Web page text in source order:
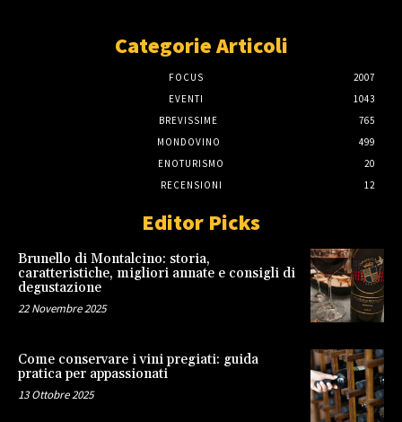
Categorie Articoli
FOCUS
2007
EVENTI
1043
BREVISSIME
765
MONDOVINO
499
ENOTURISMO
20
RECENSIONI
12
Editor Picks
Brunello di Montalcino: storia,
caratteristiche, migliori annate e consigli di
degustazione
22 Novembre 2025
Come conservare i vini pregiati: guida
pratica per appassionati
13 Ottobre 2025